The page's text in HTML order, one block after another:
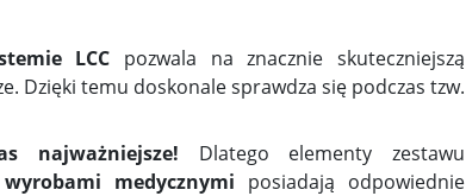
LCC pozwala na znacznie skuteczniejszą
Dzięki temu doskonale sprawdza się podczas tzw.
najważniejsze! Dlatego elementy zestawu
wyrobami medycznymi posiadają odpowiednie